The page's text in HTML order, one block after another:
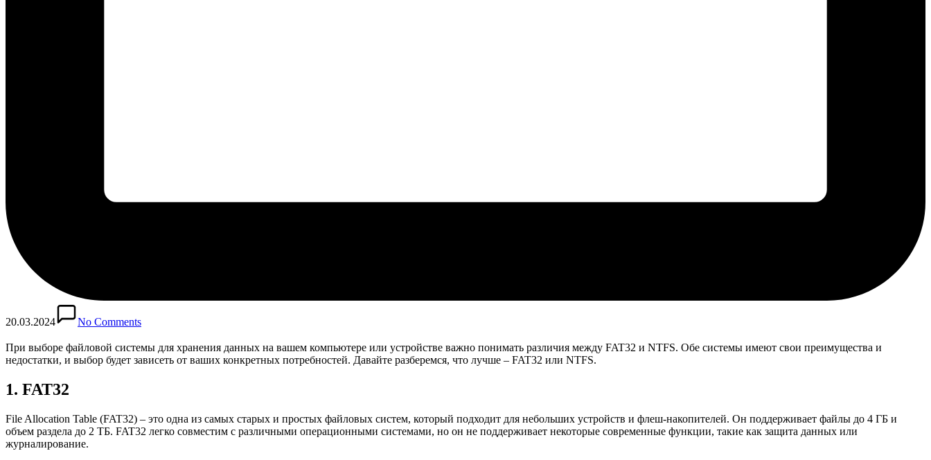
20.03.2024 No Comments
При выборе файловой системы для хранения данных на вашем компьютере или устройстве важно понимать различия между FAT32 и NTFS. Обе системы имеют свои преимущества и
недостатки, и выбор будет зависеть от ваших конкретных потребностей. Давайте разберемся, что лучше – FAT32 или NTFS.
1. FAT32
File Allocation Table (FAT32) – это одна из самых старых и простых файловых систем, который подходит для небольших устройств и флеш-накопителей. Он поддерживает файлы до 4 ГБ и
объем раздела до 2 ТБ. FAT32 легко совместим с различными операционными системами, но он не поддерживает некоторые современные функции, такие как защита данных или
журналирование.